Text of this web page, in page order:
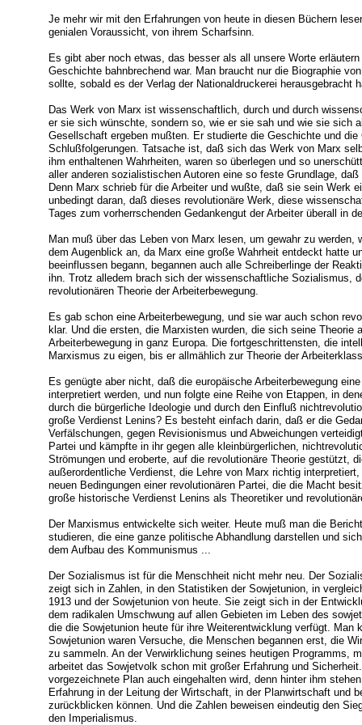
Je mehr wir mit den Erfahrungen von heute in diesen Büchern
genialen Voraussicht, von ihrem Scharfsinn.
Es gibt aber noch etwas, das besser als all unsere Worte
Geschichte bahnbrechend war. Man braucht nur die Biographie
sollte, sobald es der Verlag der Nationaldruckerei herausgebracht
Das Werk von Marx ist wissenschaftlich, durch und durch
er sie sich wünschte, sondern so, wie er sie sah und wie sie sich
Gesellschaft ergeben mußten. Er studierte die Geschichte und
Schlußfolgerungen. Tatsache ist, daß sich das Werk von Marx
ihm enthaltenen Wahrheiten, waren so überlegen und so
aller anderen sozialistischen Autoren eine so feste Grundlage,
Denn Marx schrieb für die Arbeiter und wußte, daß sie sein Werk
unbedingt daran, daß dieses revolutionäre Werk, diese
Tages zum vorherrschenden Gedankengut der Arbeiter überall in
Man muß über das Leben von Marx lesen, um gewahr zu
dem Augenblick an, da Marx eine große Wahrheit entdeckt hatte
beeinflussen begann, begannen auch alle Schreiberlinge der
ihn. Trotz alledem brach sich der wissenschaftliche Sozialismus,
revolutionären Theorie der Arbeiterbewegung.
Es gab schon eine Arbeiterbewegung, und sie war auch schon
klar. Und die ersten, die Marxisten wurden, die sich seine Theorie
Arbeiterbewegung in ganz Europa. Die fortgeschrittensten, die
Marxismus zu eigen, bis er allmählich zur Theorie der
Es genügte aber nicht, daß die europäische Arbeiterbewegung
interpretiert werden, und nun folgte eine Reihe von Etappen, in
durch die bürgerliche Ideologie und durch den Einfluß
große Verdienst Lenins? Es besteht einfach darin, daß er die
Verfälschungen, gegen Revisionismus und Abweichungen
Partei und kämpfte in ihr gegen alle kleinbürgerlichen,
Strömungen und eroberte, auf die revolutionäre Theorie gestützt,
außerordentliche Verdienst, die Lehre von Marx richtig
neuen Bedingungen einer revolutionären Partei, die die Macht
große historische Verdienst Lenins als Theoretiker und
Der Marxismus entwickelte sich weiter. Heute muß man die
studieren, die eine ganze politische Abhandlung darstellen und
dem Aufbau des Kommunismus ...
Der Sozialismus ist für die Menschheit nicht mehr neu. Der
zeigt sich in Zahlen, in den Statistiken der Sowjetunion, in
1913 und der Sowjetunion von heute. Sie zeigt sich in der
dem radikalen Umschwung auf allen Gebieten im Leben des
die die Sowjetunion heute für ihre Weiterentwicklung verfügt. Man
Sowjetunion waren Versuche, die Menschen begannen erst, die
zu sammeln. An der Verwirklichung seines heutigen Programms,
arbeitet das Sowjetvolk schon mit großer Erfahrung und
vorgezeichnete Plan auch eingehalten wird, denn hinter ihm
Erfahrung in der Leitung der Wirtschaft, in der Planwirtschaft und
zurückblicken können. Und die Zahlen beweisen eindeutig den
den Imperialismus.